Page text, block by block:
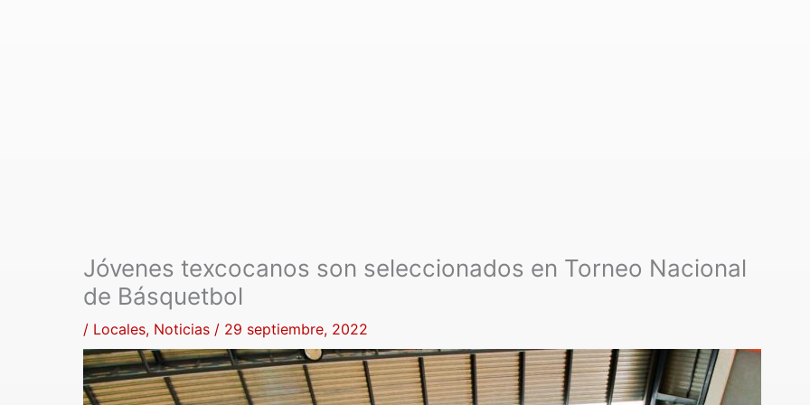
Jóvenes texcocanos son seleccionados en Torneo Nacional
de Básquetbol
/ Locales, Noticias / 29 septiembre, 2022